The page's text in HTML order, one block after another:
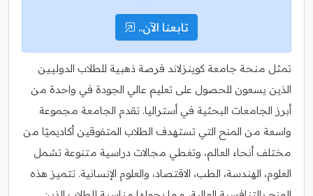
تابعنا الآن..
تمثل منحة جامعة كوينزلاند فرصة ذهبية للطلاب الدوليين
الذين يسعون للحصول على تعليم عالي الجودة في واحدة من
أبرز الجامعات البحثية في أستراليا. تقدم الجامعة مجموعة
واسعة من المنح التي تستهدف الطلاب المتفوقين أكاديميًا من
مختلف أنحاء العالم، وتغطي مجالات دراسية متنوعة تشمل
العلوم، الهندسة، الطب، الاقتصاد، والعلوم الإنسانية. تتميز هذه